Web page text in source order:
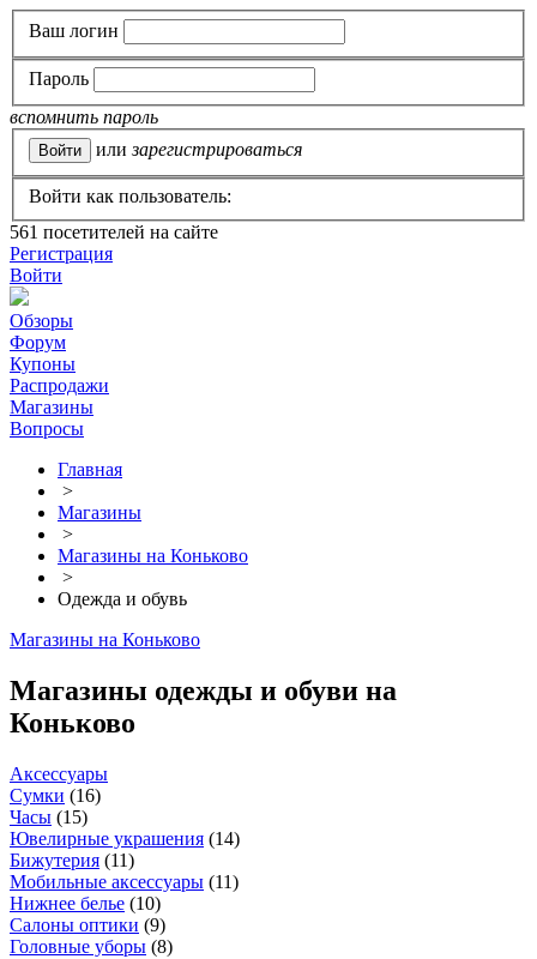
Ваш логин
Пароль
вспомнить пароль
или зарегистрироваться
Войти как пользователь:
561 посетителей на сайте
Регистрация
Войти
Обзоры
Форум
Купоны
Распродажи
Магазины
Вопросы
Главная
>
Магазины
>
Магазины на Коньково
>
Одежда и обувь
Магазины на Коньково
Магазины одежды и обуви на
Коньково
Аксессуары
Сумки (16)
Часы (15)
Ювелирные украшения (14)
Бижутерия (11)
Мобильные аксессуары (11)
Нижнее белье (10)
Салоны оптики (9)
Головные уборы (8)